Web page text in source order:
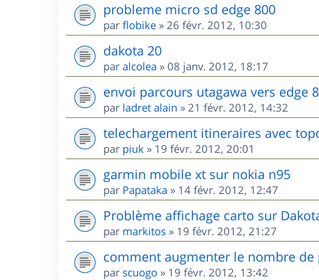
probleme micro sd edge 800
par flobike » 26 févr. 2012, 10:30
dakota 20
par alcolea » 08 janv. 2012, 18:17
envoi parcours utagawa vers edge
par ladret alain » 21 févr. 2012, 14:32
telechargement itineraires avec
par piuk » 19 févr. 2012, 20:01
garmin mobile xt sur nokia n95
par Papataka » 14 févr. 2012, 12:47
Problème affichage carto sur
par markitos » 19 févr. 2012, 21:27
comment augmenter le nombre
par scuogo » 19 févr. 2012, 13:42